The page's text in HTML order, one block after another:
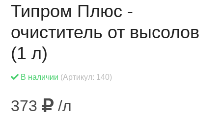
Типром Плюс -
очиститель от высолов
(1 л)
В наличии (Артикул: 140)
373 /л